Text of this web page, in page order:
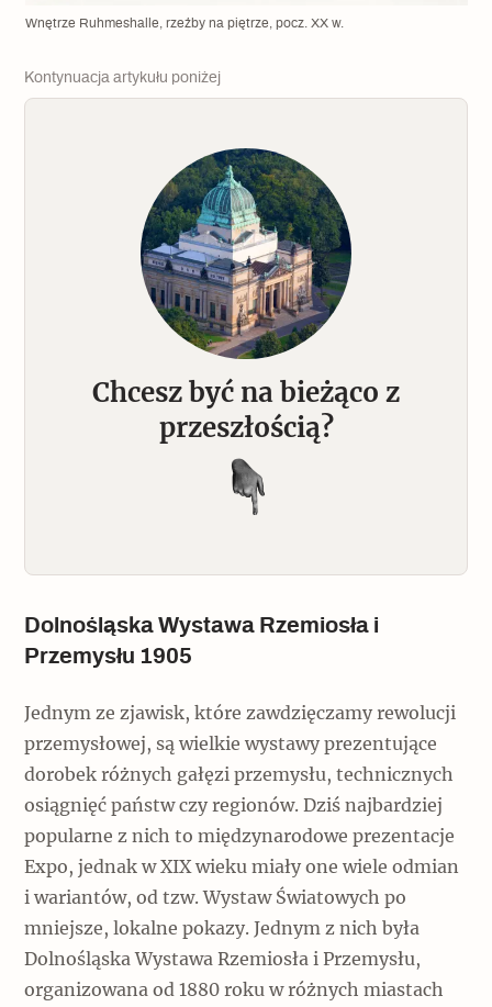
Wnętrze Ruhmeshalle, rzeźby na piętrze, pocz. XX w.
Kontynuacja artykułu poniżej
Chcesz być na bieżąco z
przeszłością?
Dolnośląska Wystawa Rzemiosła i
Przemysłu 1905
Jednym ze zjawisk, które zawdzięczamy rewolucji
przemysłowej, są wielkie wystawy prezentujące
dorobek różnych gałęzi przemysłu, technicznych
osiągnięć państw czy regionów. Dziś najbardziej
popularne z nich to międzynarodowe prezentacje
Expo, jednak w XIX wieku miały one wiele odmian
i wariantów, od tzw. Wystaw Światowych po
mniejsze, lokalne pokazy. Jednym z nich była
Dolnośląska Wystawa Rzemiosła i Przemysłu,
organizowana od 1880 roku w różnych miastach